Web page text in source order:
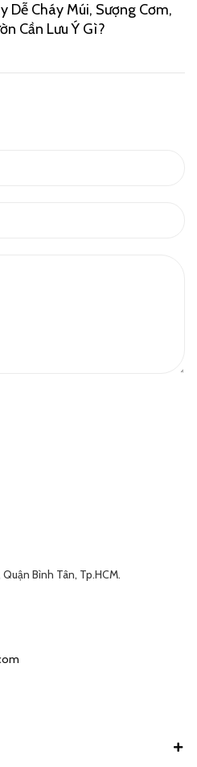
Dễ Cháy Múi, Sượng Cơm,
Cần Lưu Ý Gì?
Bình Tân, Tp.HCM.